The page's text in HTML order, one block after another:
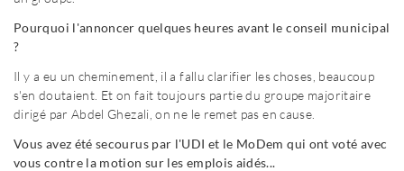
Pourquoi l'annoncer quelques heures avant le conseil municipal
?
Il y a eu un cheminement, il a fallu clarifier les choses, beaucoup
s'en doutaient. Et on fait toujours partie du groupe majoritaire
dirigé par Abdel Ghezali, on ne le remet pas en cause.
Vous avez été secourus par l'UDI et le MoDem qui ont voté avec
vous contre la motion sur les emplois aidés...